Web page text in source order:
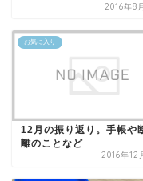
2016年8
お気に入り
12月の振り返り。手帳や
離のことなど
2016年12